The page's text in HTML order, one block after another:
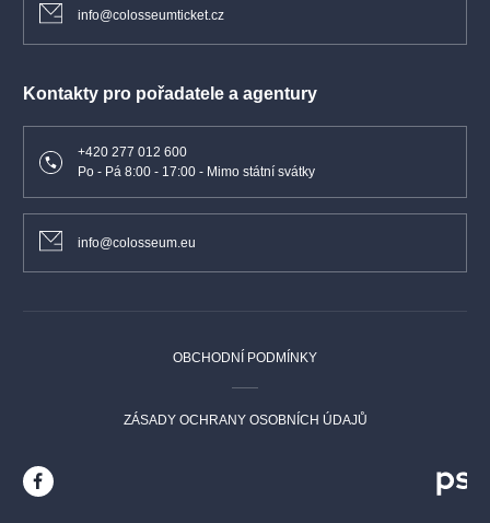
info@colosseumticket.cz
Kontakty pro pořadatele a agentury
+420 277 012 600
Po - Pá 8:00 - 17:00 - Mimo státní svátky
info@colosseum.eu
OBCHODNÍ PODMÍNKY
ZÁSADY OCHRANY OSOBNÍCH ÚDAJŮ